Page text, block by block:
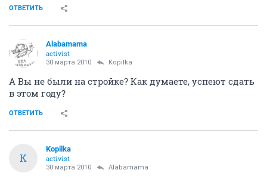
ОТВЕТИТЬ
Alabamama
activist
30 марта 2010 Kopilka
А Вы не были на стройке? Как думаете, успеют сдать
в этом году?
ОТВЕТИТЬ
K
Kopilka
activist
30 марта 2010 Alabamama